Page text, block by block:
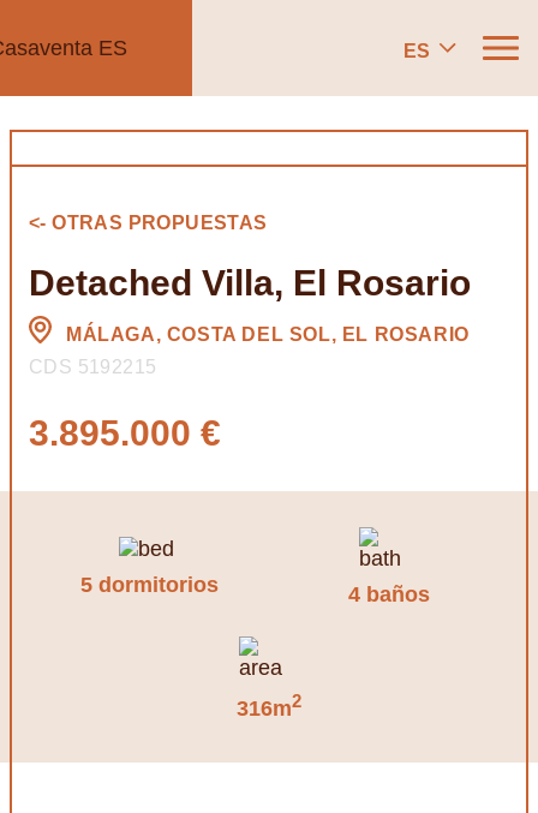
ES
<- OTRAS PROPUESTAS
Detached Villa, El Rosario
MÁLAGA, COSTA DEL SOL, EL ROSARIO
CDS 5192215
3.895.000 €
5 dormitorios 4 baños
316m2